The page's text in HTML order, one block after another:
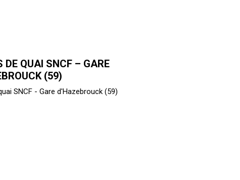
DE QUAI SNCF – GARE
(59)
SNCF - Gare d'Hazebrouck (59)